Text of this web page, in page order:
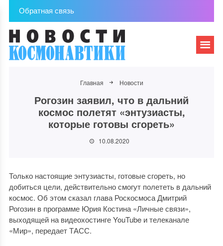
Обратная связь
Главная Новости
Рогозин заявил, что в дальний
космос полетят «энтузиасты,
которые готовы сгореть»
10.08.2020
Только настоящие энтузиасты, готовые сгореть, но
добиться цели, действительно смогут полететь в дальний
космос. Об этом сказал глава Роскосмоса Дмитрий
Рогозин в программе Юрия Костина «Личные связи»,
выходящей на видеохостинге YouTube и телеканале
«Мир», передает ТАСС.